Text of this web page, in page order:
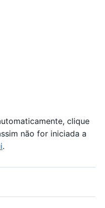
clique
não for iniciada a
.